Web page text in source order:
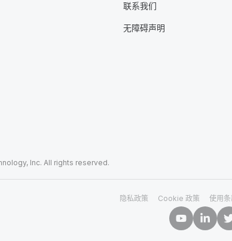
联系我们
无障碍声明
Inc. All rights reserved.
隐私政策 Cookie 政策 使用条